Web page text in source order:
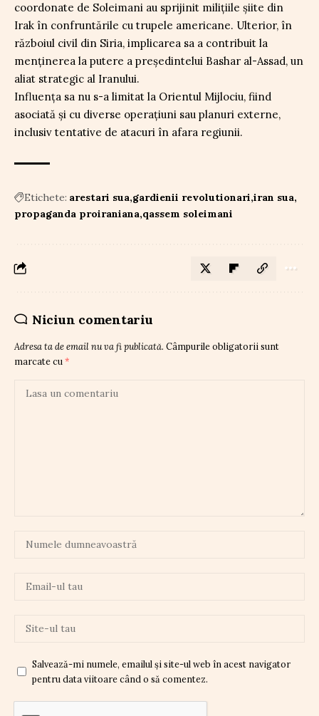
coordonate de Soleimani au sprijinit milițiile șiite din
Irak în confruntările cu trupele americane. Ulterior, în
războiul civil din Siria, implicarea sa a contribuit la
menținerea la putere a președintelui Bashar al-Assad, un
aliat strategic al Iranului.
Influența sa nu s-a limitat la Orientul Mijlociu, fiind
asociată și cu diverse operațiuni sau planuri externe,
inclusiv tentative de atacuri în afara regiunii.
Etichete: arestari sua gardienii revolutionari iran sua
propaganda proiraniana qassem soleimani
Niciun comentariu
Adresa ta de email nu va fi publicată. Câmpurile obligatorii sunt
marcate cu *
Salvează-mi numele, emailul și site-ul web în acest navigator
pentru data viitoare când o să comentez.